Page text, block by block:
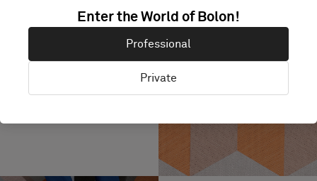
ARTISAN, Ink, Fuchsia, BOTANIC
Enter the World of Bolon!
Professional
Private